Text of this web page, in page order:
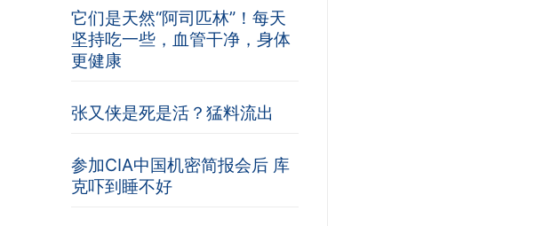
它们是天然“阿司匹林”！每天
坚持吃一些，血管干净，身体
更健康
张又侠是死是活？猛料流出
参加CIA中国机密简报会后 库
克吓到睡不好